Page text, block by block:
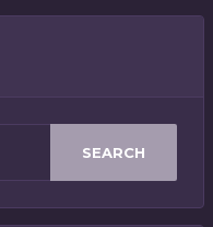
SEARCH